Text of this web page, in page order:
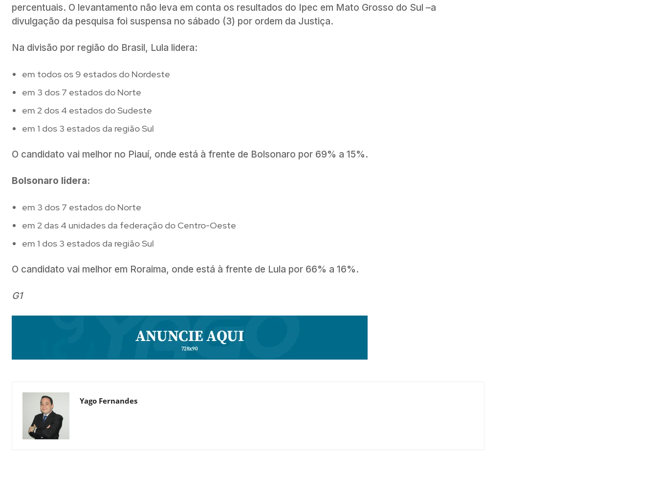
percentuais. O levantamento não leva em conta os resultados do Ipec em Mato Grosso do Sul –a
divulgação da pesquisa foi suspensa no sábado (3) por ordem da Justiça.
Na divisão por região do Brasil, Lula lidera:
em todos os 9 estados do Nordeste
em 3 dos 7 estados do Norte
em 2 dos 4 estados do Sudeste
em 1 dos 3 estados da região Sul
O candidato vai melhor no Piauí, onde está à frente de Bolsonaro por 69% a 15%.
Bolsonaro lidera:
em 3 dos 7 estados do Norte
em 2 das 4 unidades da federação do Centro-Oeste
em 1 dos 3 estados da região Sul
O candidato vai melhor em Roraima, onde está à frente de Lula por 66% a 16%.
G1
Yago Fernandes